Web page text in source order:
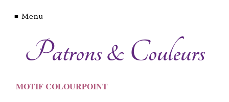
Chatterie
d'Axellyne
Menu
Patrons & Couleurs
MOTIF COLOURPOINT